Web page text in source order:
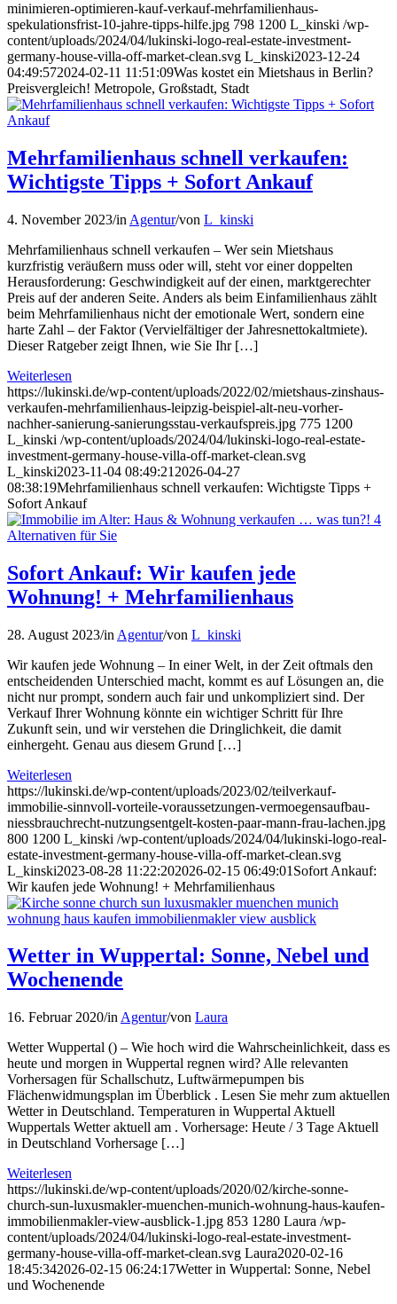
minimieren-optimieren-kauf-verkauf-mehrfamilienhaus-
spekulationsfrist-10-jahre-tipps-hilfe.jpg 798 1200 L_kinski /wp-
content/uploads/2024/04/lukinski-logo-real-estate-investment-
germany-house-villa-off-market-clean.svg L_kinski2023-12-24
04:49:572024-02-11 11:51:09Was kostet ein Mietshaus in Berlin?
Preisvergleich! Metropole, Großstadt, Stadt
Mehrfamilienhaus schnell verkaufen:
Wichtigste Tipps + Sofort Ankauf
4. November 2023/in Agentur/von L_kinski
Mehrfamilienhaus schnell verkaufen – Wer sein Mietshaus
kurzfristig veräußern muss oder will, steht vor einer doppelten
Herausforderung: Geschwindigkeit auf der einen, marktgerechter
Preis auf der anderen Seite. Anders als beim Einfamilienhaus zählt
beim Mehrfamilienhaus nicht der emotionale Wert, sondern eine
harte Zahl – der Faktor (Vervielfältiger der Jahresnettokaltmiete).
Dieser Ratgeber zeigt Ihnen, wie Sie Ihr […]
Weiterlesen
https://lukinski.de/wp-content/uploads/2022/02/mietshaus-zinshaus-
verkaufen-mehrfamilienhaus-leipzig-beispiel-alt-neu-vorher-
nachher-sanierung-sanierungsstau-verkaufspreis.jpg 775 1200
L_kinski /wp-content/uploads/2024/04/lukinski-logo-real-estate-
investment-germany-house-villa-off-market-clean.svg
L_kinski2023-11-04 08:49:21 2026-04-27
08:38:19Mehrfamilienhaus schnell verkaufen: Wichtigste Tipps +
Sofort Ankauf
Sofort Ankauf: Wir kaufen jede
Wohnung! + Mehrfamilienhaus
28. August 2023/in Agentur/von L_kinski
Wir kaufen jede Wohnung – In einer Welt, in der Zeit oftmals den
entscheidenden Unterschied macht, kommt es auf Lösungen an, die
nicht nur prompt, sondern auch fair und unkompliziert sind. Der
Verkauf Ihrer Wohnung könnte ein wichtiger Schritt für Ihre
Zukunft sein, und wir verstehen die Dringlichkeit, die damit
einhergeht. Genau aus diesem Grund […]
Weiterlesen
https://lukinski.de/wp-content/uploads/2023/02/teilverkauf-
immobilie-sinnvoll-vorteile-voraussetzungen-vermoegensaufbau-
niessbrauchrecht-nutzungsentgelt-kosten-paar-mann-frau-lachen.jpg
800 1200 L_kinski /wp-content/uploads/2024/04/lukinski-logo-real-
estate-investment-germany-house-villa-off-market-clean.svg
L_kinski2023-08-28 11:22:202026-02-15 06:49:01 Sofort Ankauf:
Wir kaufen jede Wohnung! + Mehrfamilienhaus
Wetter in Wuppertal: Sonne, Nebel und
Wochenende
16. Februar 2020/in Agentur/von Laura
Wetter Wuppertal () – Wie hoch wird die Wahrscheinlichkeit, dass es
heute und morgen in Wuppertal regnen wird? Alle relevanten
Vorhersagen für Schallschutz, Luftwärmepumpen bis
Flächenwidmungsplan im Überblick . Lesen Sie mehr zum aktuellen
Wetter in Deutschland. Temperaturen in Wuppertal Aktuell
Wuppertals Wetter aktuell am . Vorhersage: Heute / 3 Tage Aktuell
in Deutschland Vorhersage […]
Weiterlesen
https://lukinski.de/wp-content/uploads/2020/02/kirche-sonne-
church-sun-luxusmakler-muenchen-munich-wohnung-haus-kaufen-
immobilienmakler-view-ausblick-1.jpg 853 1280 Laura /wp-
content/uploads/2024/04/lukinski-logo-real-estate-investment-
germany-house-villa-off-market-clean.svg Laura2020-02-16
18:45:342026-02-15 06:24:17Wetter in Wuppertal: Sonne, Nebel
und Wochenende